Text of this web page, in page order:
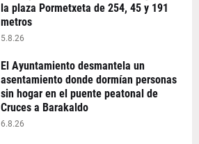
la plaza Pormetxeta de 254, 45 y 191
metros
5.8.26
El Ayuntamiento desmantela un
asentamiento donde dormían personas
sin hogar en el puente peatonal de
Cruces a Barakaldo
6.8.26